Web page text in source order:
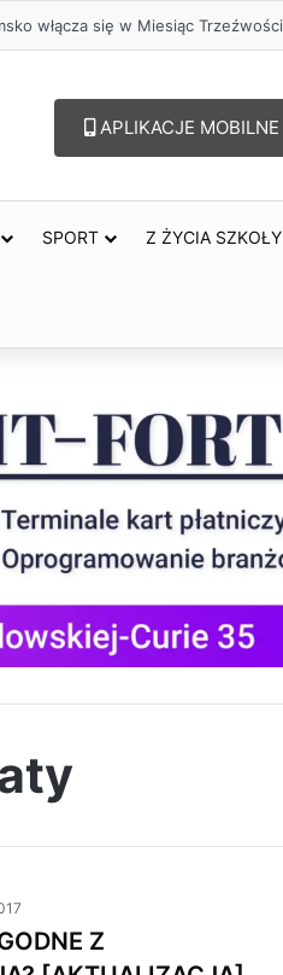
włącza się w Miesiąc Trzeźwości
APLIKACJE MOBILNE
SPORT Z ŻYCIA SZKOŁY
Z